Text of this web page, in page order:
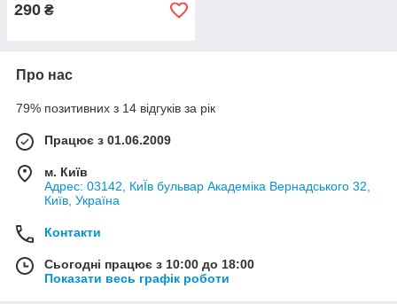
290 ₴
Про нас
79% позитивних з 14 відгуків за рік
Працює з 01.06.2009
м. Київ
Адрес: 03142, КиЇв бульвар Академіка Вернадського 32,
Київ, Україна
Контакти
Сьогодні працює з 10:00 до 18:00
Показати весь графік роботи